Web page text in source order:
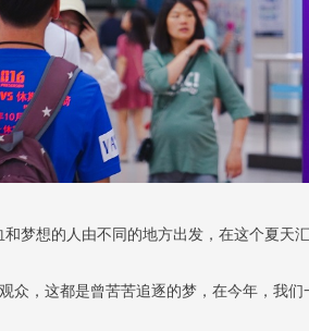
和梦想的人由不同的地方出发，在这个夏天
众，这都是曾苦苦追逐的梦，在今年，我们